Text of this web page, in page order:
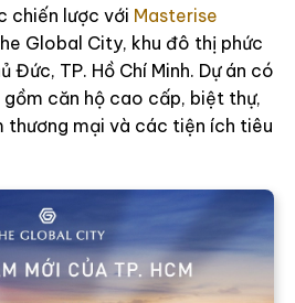
chiến lược với Masterise
Global City, khu đô thị phức
Đức, TP. Hồ Chí Minh. Dự án có
gồm căn hộ cao cấp, biệt thự,
thương mại và các tiện ích tiêu